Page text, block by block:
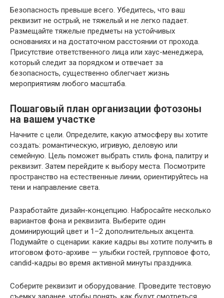
Безопасность превыше всего. Убедитесь, что ваш
реквизит не острый, не тяжелый и не легко падает.
Размещайте тяжелые предметы на устойчивых
основаниях и на достаточном расстоянии от прохода.
Присутствие ответственного лица или хаус-менеджера,
который следит за порядком и отвечает за
безопасность, существенно облегчает жизнь
мероприятиям любого масштаба.
Пошаговый план организации фотозоны
на вашем участке
Начните с цели. Определите, какую атмосферу вы хотите
создать: романтическую, игривую, деловую или
семейную. Цель поможет выбрать стиль фона, палитру и
реквизит. Затем перейдите к выбору места. Посмотрите
пространство на естественные линии, ориентируйтесь на
тени и направление света.
Разработайте дизайн-концепцию. Набросайте несколько
вариантов фона и реквизита. Выберите один
доминирующий цвет и 1–2 дополнительных акцента.
Подумайте о сценарии: какие кадры вы хотите получить в
итоговом фото-архиве — улыбки гостей, групповое фото,
candid-кадры во время активной минуты праздника.
Соберите реквизит и оборудование. Проведите тестовую